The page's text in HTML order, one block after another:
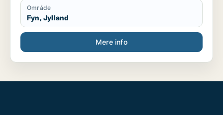
Område
Fyn, Jylland
Mere info